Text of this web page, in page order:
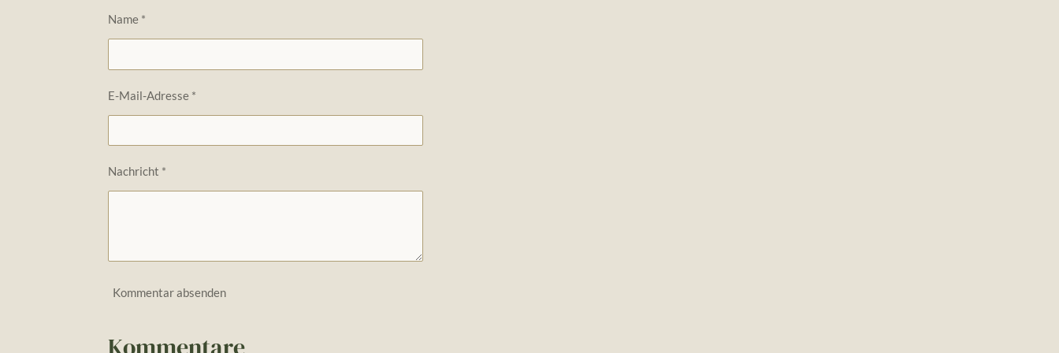
Name *
E-Mail-Adresse *
Nachricht *
Kommentar absenden